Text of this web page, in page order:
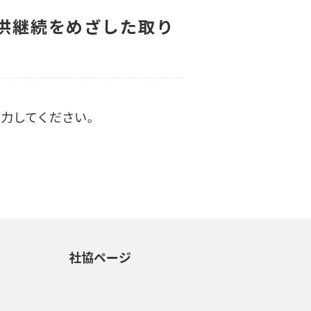
継続をめざした取り
してください。
社協ページ